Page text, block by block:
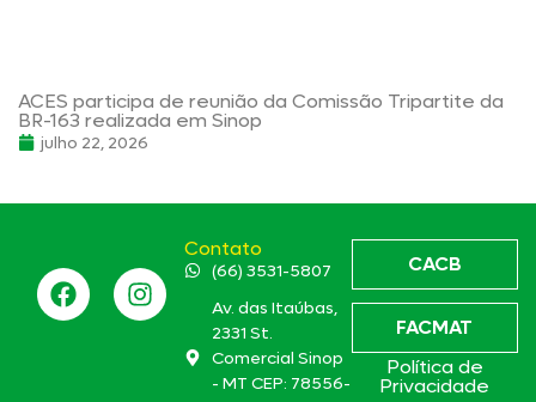
ACES participa de reunião da Comissão Tripartite da
BR-163 realizada em Sinop
julho 22, 2026
Contato
(66) 3531-5807
Av. das Itaúbas,
2331 St.
Comercial Sinop
- MT CEP: 78556-
CACB
FACMAT
Política de
Privacidade